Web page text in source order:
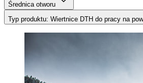
Średnica otworu
Typ produktu: Wiertnice DTH do pracy na